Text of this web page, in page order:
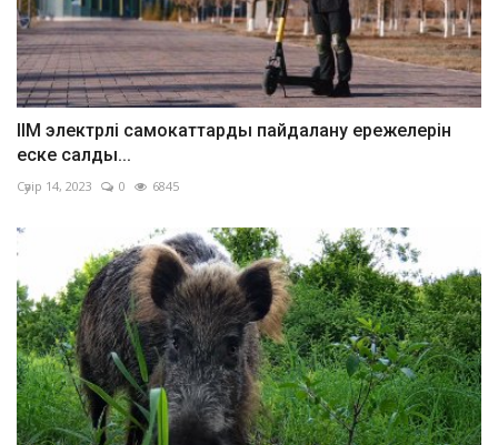
ІІМ электрлі самокаттарды пайдалану ережелерін
еске салды...
Сәуір 14, 2023 0 6845